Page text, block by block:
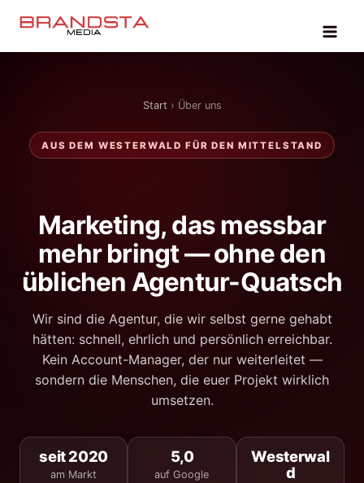
Inhalt
springen
Start › Über uns
AUS DEM WESTERWALD FÜR DEN MITTELSTAND
Marketing, das messbar
mehr bringt — ohne den
üblichen Agentur-Quatsch
Wir sind die Agentur, die wir selbst gerne gehabt
hätten: schnell, ehrlich und persönlich erreichbar.
Kein Account-Manager, der nur weiterleitet —
sondern die Menschen, die euer Projekt wirklich
umsetzen.
seit 2020
am Markt
5,0
auf Google
Westerwal
d